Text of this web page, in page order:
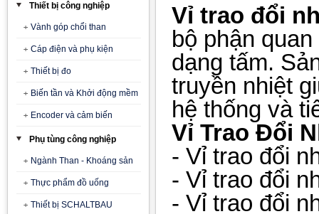
Thiết bị công nghiệp
Vành góp chổi than
Cáp điện và phụ kiện
Thiết bị đo
Biến tần và Khởi động mềm
Encoder và cảm biến
Phụ tùng công nghiệp
Ngành Than - Khoáng sản
Thực phẩm đồ uống
Thiết bị SCHALTBAU
Vỉ trao đổi
bộ phận
dạng tấm.
truyền nhiệt
hệ thống và
Vỉ Trao Đổi
- Vỉ trao đổi
- Vỉ trao đổi
- Vỉ trao đổi